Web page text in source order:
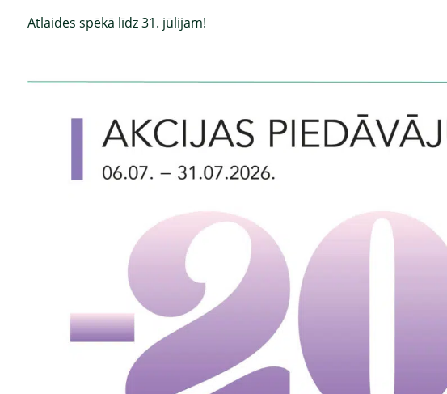
Atlaides spēkā līdz 31. jūlijam!